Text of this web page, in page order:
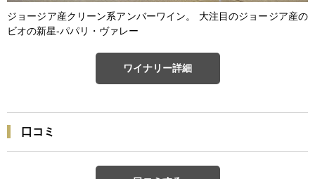
ジョージア産クリーン系アンバーワイン。 大注目のジョージア産の
ビオの新星-パパリ・ヴァレー
ワイナリー詳細
口コミ